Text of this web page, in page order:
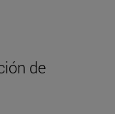
de